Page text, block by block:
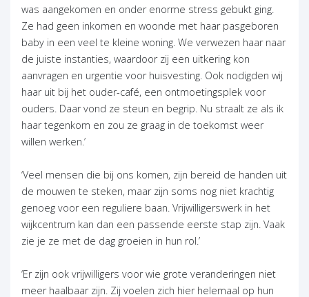
was aangekomen en onder enorme stress gebukt ging.
Ze had geen inkomen en woonde met haar pasgeboren
baby in een veel te kleine woning. We verwezen haar naar
de juiste instanties, waardoor zij een uitkering kon
aanvragen en urgentie voor huisvesting. Ook nodigden wij
haar uit bij het ouder-café, een ontmoetingsplek voor
ouders. Daar vond ze steun en begrip. Nu straalt ze als ik
haar tegenkom en zou ze graag in de toekomst weer
willen werken.’
‘Veel mensen die bij ons komen, zijn bereid de handen uit
de mouwen te steken, maar zijn soms nog niet krachtig
genoeg voor een reguliere baan. Vrijwilligerswerk in het
wijkcentrum kan dan een passende eerste stap zijn. Vaak
zie je ze met de dag groeien in hun rol.’
‘Er zijn ook vrijwilligers voor wie grote veranderingen niet
meer haalbaar zijn. Zij voelen zich hier helemaal op hun